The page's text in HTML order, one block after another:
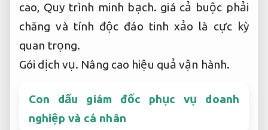
cao, Quy trình minh bạch. giá cả buộc phải
chăng và tính độc đáo tinh xảo là cực kỳ
quan trọng.
Gói dịch vụ. Nâng cao hiệu quả vận hành.
Con dấu giám đốc phục vụ doanh
nghiệp và cá nhân